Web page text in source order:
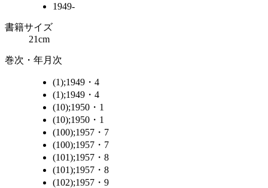
1949-
書籍サイズ
21cm
巻次・年月次
(1);1949・4
(1);1949・4
(10);1950・1
(10);1950・1
(100);1957・7
(100);1957・7
(101);1957・8
(101);1957・8
(102);1957・9